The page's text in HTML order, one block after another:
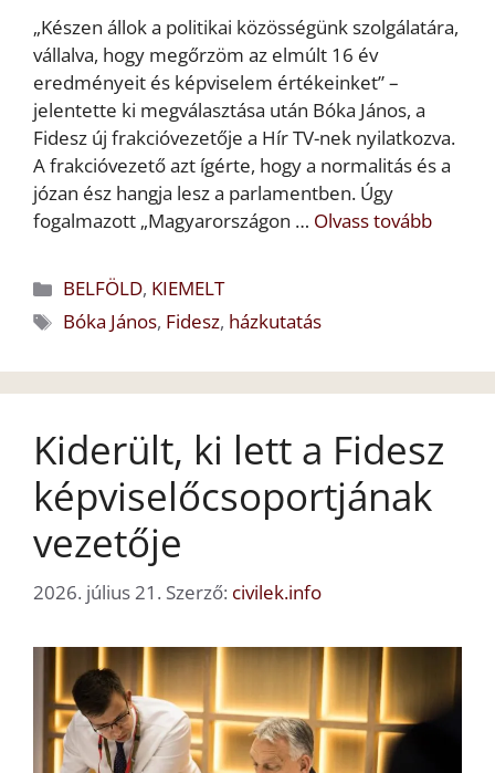
„Készen állok a politikai közösségünk szolgálatára,
vállalva, hogy megőrzöm az elmúlt 16 év
eredményeit és képviselem értékeinket” –
jelentette ki megválasztása után Bóka János, a
Fidesz új frakcióvezetője a Hír TV-nek nyilatkozva.
A frakcióvezető azt ígérte, hogy a normalitás és a
józan ész hangja lesz a parlamentben. Úgy
fogalmazott „Magyarországon … Olvass tovább
Kategória
BELFÖLD, KIEMELT
Címkék
Bóka János, Fidesz, házkutatás
Kiderült, ki lett a Fidesz
képviselőcsoportjának
vezetője
2026. július 21. Szerző: civilek.info